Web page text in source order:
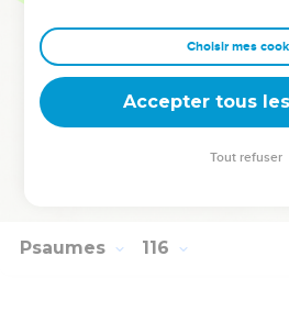
ceux qui descendent dans le (lieu
Mais nous, nous bénirons
toujours. Louez l’Éternel !
© Société biblique française – Bibli’O, 1978,
Psaumes 116
Choisir mes
Accepter tous
Tout refuser